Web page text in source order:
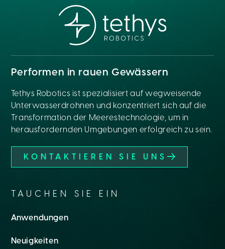
Performen in rauen Gewässern
Tethys Robotics ist spezialisiert auf wegweisende
Unterwasserdrohnen und konzentriert sich auf die
Transformation der Meerestechnologie, um in
herausfordernden Umgebungen erfolgreich zu sein.
KONTAKTIEREN SIE UNS
TAUCHEN SIE EIN
Anwendungen
Neuigkeiten